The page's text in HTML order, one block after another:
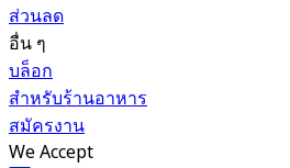
ส่วนลด
อื่น ๆ
บล็อก
สำหรับร้านอาหาร
สมัครงาน
We Accept